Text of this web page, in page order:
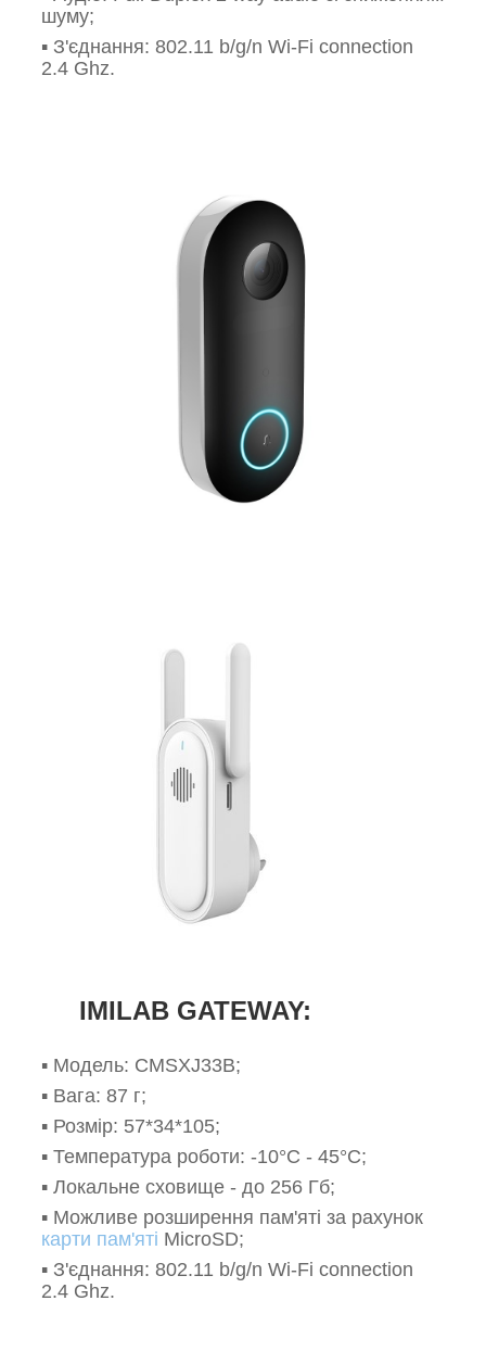
шуму;
▪️ З'єднання: 802.11 b/g/n Wi-Fi connection
2.4 Ghz.
IMILAB GATEWAY:
▪️ Модель: CMSXJ33B;
▪️ Вага: 87 г;
▪️ Розмір: 57*34*105;
▪️ Температура роботи: -10°C - 45°C;
▪️ Локальне сховище - до 256 Гб;
▪️ Можливе розширення пам'яті за рахунок
карти пам'яті MicroSD;
▪️ З'єднання: 802.11 b/g/n Wi-Fi connection
2.4 Ghz.